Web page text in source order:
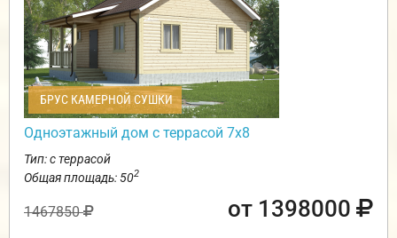
БРУС КАМЕРНОЙ СУШКИ
Одноэтажный дом с террасой 7х8
Тип: с террасой
Общая площадь: 502
1467850 от 1398000